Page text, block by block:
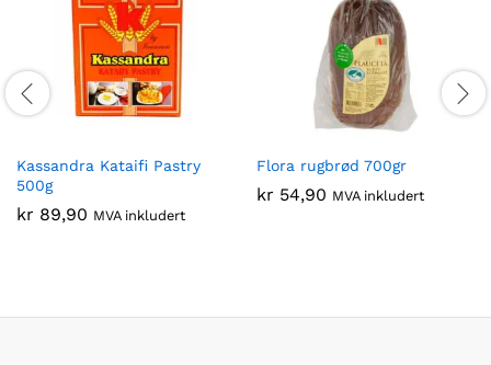
Kassandra Kataifi Pastry
500g
kr 89,90 MVA inkludert
Flora rugbrød 700gr
kr 54,90 MVA inkludert